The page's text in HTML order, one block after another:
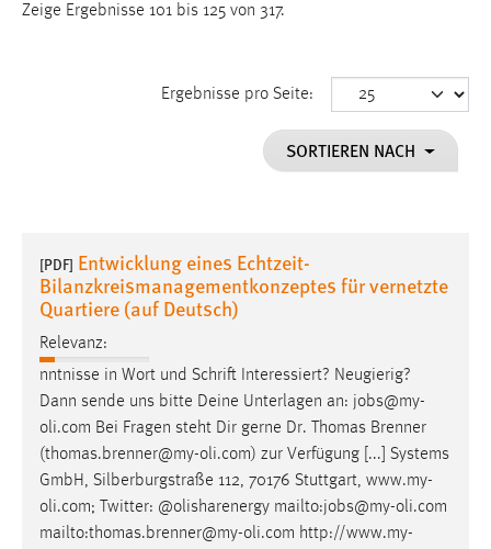
Zeige Ergebnisse 101 bis 125 von 317.
Ergebnisse pro Seite:
SORTIEREN NACH
[PDF] Entwicklung eines Echtzeit-
Bilanzkreismanagementkonzeptes für vernetzte
Quartiere (auf Deutsch)
Relevanz:
nntnisse in Wort und Schrift Interessiert? Neugierig?
Dann sende uns bitte Deine Unterlagen an: jobs@my-
oli.com Bei Fragen steht Dir gerne Dr. Thomas Brenner
(thomas.brenner@my-oli.com) zur Verfügung [...] Systems
GmbH, Silberburgstraße 112, 70176 Stuttgart, www.my-
oli.com; Twitter: @olisharenergy mailto:jobs@my-oli.com
mailto:thomas.brenner@my-oli.com http://www.my-
Einverständnis
cookie_consent
Dieser Cookie speichert die ausgewählten Einverständnis-
Performance
Name:
staticfilecache
Zweck:
Für performante Seitenauslieferung wird in diesem Cookie
gespeichert, ob man eingeloggt ist.
Sprachpräferenz